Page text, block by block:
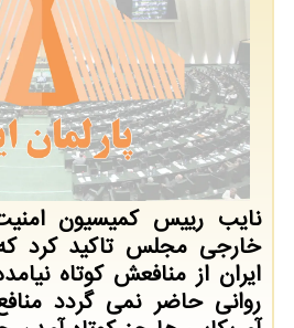
نایب رییس كمیسیون
خارجی مجلس تاكید كرد
ایران از منافعش كوتاه
روانی حاضر نمی گردد